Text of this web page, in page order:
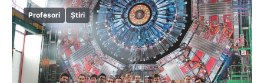
Profesori Știri